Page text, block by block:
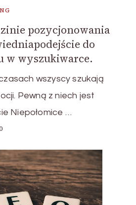
pozycjonowania
do
w wyszukiwarce.
wszyscy szukają
Pewną z niech jest
Niepołomice …